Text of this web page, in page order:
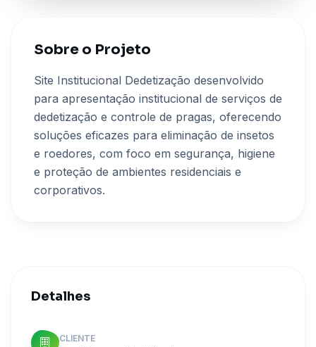
Sobre o Projeto
Site Institucional Dedetização desenvolvido
para apresentação institucional de serviços de
dedetização e controle de pragas, oferecendo
soluções eficazes para eliminação de insetos
e roedores, com foco em segurança, higiene
e proteção de ambientes residenciais e
corporativos.
Detalhes
CLIENTE